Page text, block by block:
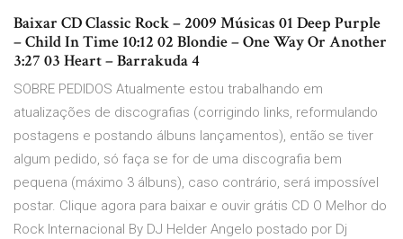
Baixar CD Classic Rock – 2009 Músicas 01 Deep Purple
– Child In Time 10:12 02 Blondie – One Way Or Another
3:27 03 Heart – Barrakuda 4
SOBRE PEDIDOS Atualmente estou trabalhando em
atualizações de discografias (corrigindo links, reformulando
postagens e postando álbuns lançamentos), então se tiver
algum pedido, só faça se for de uma discografia bem
pequena (máximo 3 álbuns), caso contrário, será impossível
postar. Clique agora para baixar e ouvir grátis CD O Melhor do
Rock Internacional By DJ Helder Angelo postado por Dj